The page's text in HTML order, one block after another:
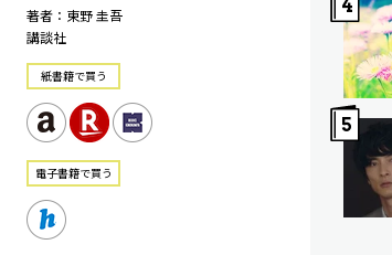
著者：東野 圭吾
講談社
紙書籍で買う
電⼦書籍で買う